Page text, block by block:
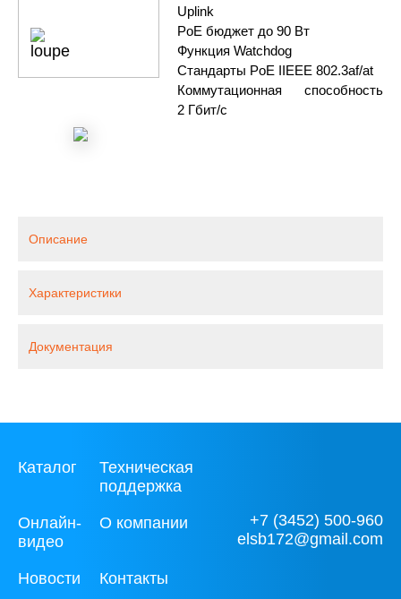
Uplink
PoE бюджет до 90 Вт
Функция Watchdog
Стандарты PoE IIEEE 802.3af/at
Коммутационная способность
2 Гбит/с
Описание
Характеристики
Документация
Каталог
Техническая
поддержка
Онлайн-
видео
О компании
Новости Контакты
+7 (3452) 500-960
elsb172@gmail.com